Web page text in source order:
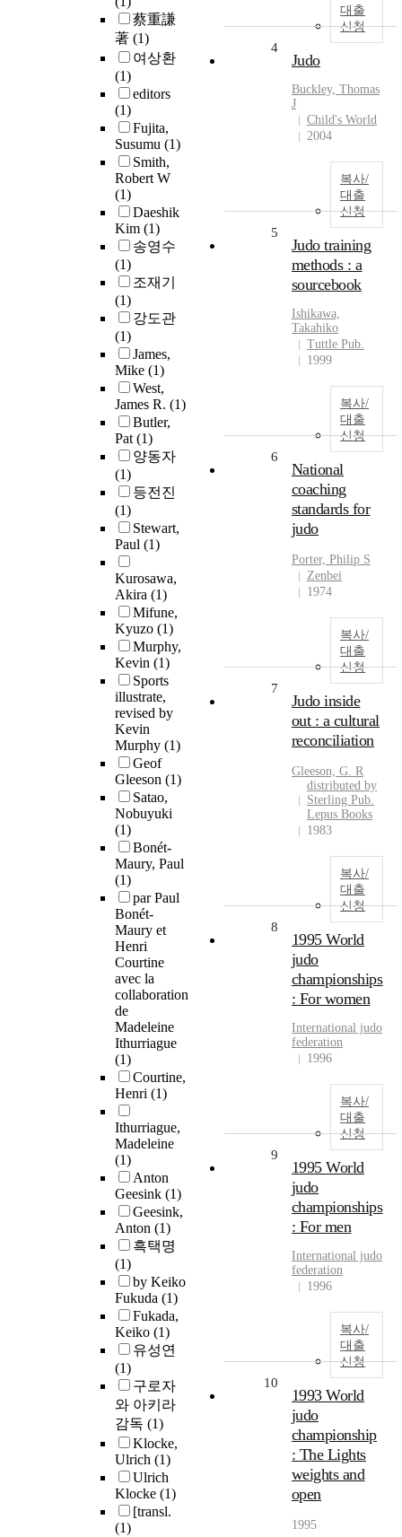
蔡重謙
著 (1)
여상환
(1)
editors
(1)
Fujita,
Susumu (1)
Smith,
Robert W
(1)
Daeshik
Kim (1)
송영수
(1)
조재기
(1)
강도관
(1)
James,
Mike (1)
West,
James R. (1)
Butler,
Pat(1)
양동자
(1)
등전진
(1)
Stewart,
Paul (1)
Kurosawa,
Akira (1)
Mifune,
Kyuzo (1)
Murphy,
Kevin (1)
Sports
illustrate,
revised by
Kevin
Murphy (1)
Geof
Gleeson (1)
Satao,
Nobuyuki
(1)
Bonét-
Maury, Paul
(1)
par Paul
Bonét-
Maury et
Henri
Courtine
avec la
collaboration
de
Madeleine
Ithurriague
(1)
Courtine,
Henri (1)
Ithurriague,
Madeleine
(1)
Anton
Geesink (1)
Geesink,
Anton (1)
흑택명
(1)
by Keiko
Fukuda (1)
Fukada,
Keiko (1)
유성연
(1)
구로자
와 아키라
감독 (1)
Klocke,
Ulrich (1)
Ulrich
Klocke (1)
[transl.
(1)
대출
신청
4
Judo
Buckley, Thomas
J
Child's World
2004
복사/
대출
신청
5
Judo training
methods : a
sourcebook
Ishikawa,
Takahiko
Tuttle Pub.
1999
복사/
대출
신청
6
National
coaching
standards for
judo
Porter, Philip S
Zenbei
1974
복사/
대출
신청
7
Judo inside
out : a cultural
reconciliation
Gleeson, G. R
distributed by
Sterling Pub.
Lepus Books
1983
복사/
대출
신청
8
1995 World
judo
championships
: For women
International judo
federation
1996
복사/
대출
신청
9
1995 World
judo
championships
: For men
International judo
federation
1996
복사/
대출
신청
10
1993 World
judo
championship
: The Lights
weights and
open
1995